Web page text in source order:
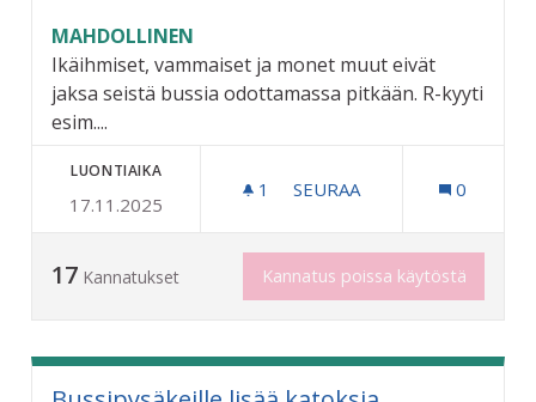
MAHDOLLINEN
Ikäihmiset, vammaiset ja monet muut eivät
jaksa seistä bussia odottamassa pitkään. R-kyyti
esim....
LUONTIAIKA
17.11.2025
1 1 SEURAAJA
SEURAA 0
17 Kannatukset Kannatus poissa käytöstä